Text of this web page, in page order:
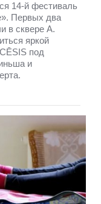
14-й фестиваль
Первых два
в сквере А.
яркой
под
и